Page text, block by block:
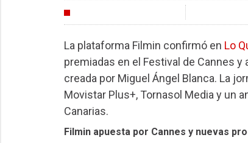
La plataforma Filmin confirmó en Lo
premiadas en el Festival de Cannes y
creada por Miguel Ángel Blanca. La
Movistar Plus+, Tornasol Media y un
Canarias.
Filmin apuesta por Cannes y nuevas